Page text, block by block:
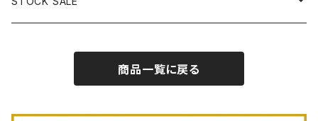
古着ポロシャツ
古着ミニ丈スカート (丈56-75cm)
Autumn / Winter
商品一覧に戻る